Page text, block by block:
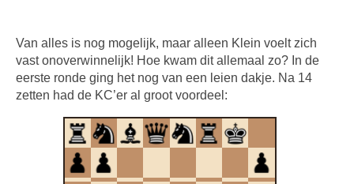
Van alles is nog mogelijk, maar alleen Klein voelt zich
vast onoverwinnelijk! Hoe kwam dit allemaal zo? In de
eerste ronde ging het nog van een leien dakje. Na 14
zetten had de KC’er al groot voordeel: